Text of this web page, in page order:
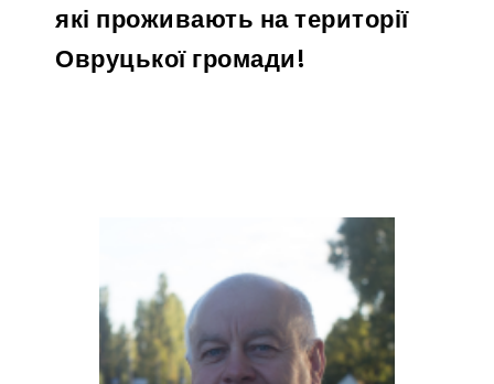
які проживають на території
Овруцької громади!